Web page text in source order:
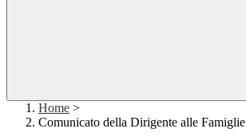
Home >
Comunicato della Dirigente alle Famiglie